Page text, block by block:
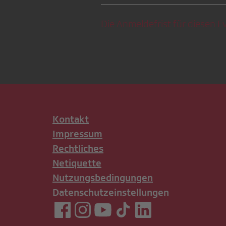
Die Anmeldefrist für diesen
Kontakt
Impressum
Rechtliches
Netiquette
Nutzungsbedingungen
Datenschutzeinstellungen